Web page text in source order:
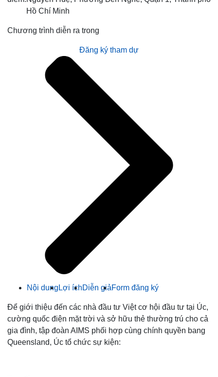
Hồ Chí Minh
Chương trình diễn ra trong
Đăng ký tham dự
Nội dung Lợi íchDiễn giảForm đăng ký
Để giới thiệu đến các nhà đầu tư Việt cơ hội đầu tư tại Úc,
cường quốc điện mặt trời và sở hữu thẻ thường trú cho cả
gia đình, tập đoàn AIMS phối hợp cùng chính quyền bang
Queensland, Úc tổ chức sự kiện: